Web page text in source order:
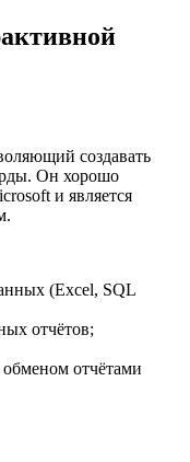
создавать
Он хорошо
и является
(Excel, SQL
отчётов;
отчётами